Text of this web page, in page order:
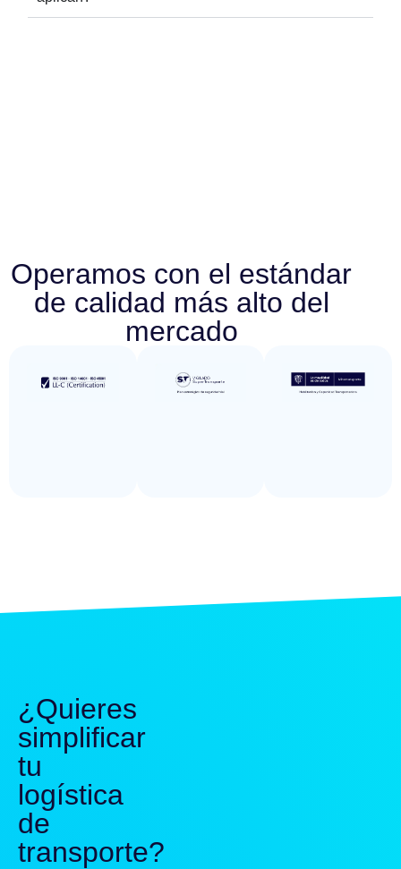
Operamos con el estándar
de calidad más alto del
mercado
¿Quieres
simplificar
tu
logística
de
transporte?